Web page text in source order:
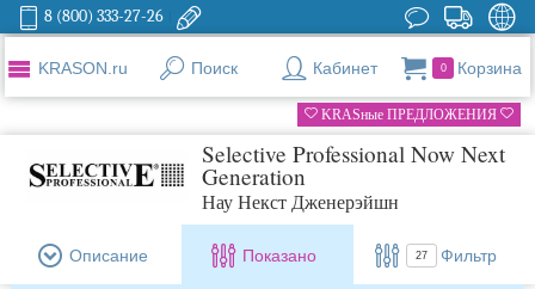
8 (800) 333-27-26
KRASON.ru Поиск Кабинет 0 Корзина
KRASные ПРЕДЛОЖЕНИЯ
Selective Professional Now Next
Generation
Нау Некст Дженерэйшн
Описание Показано 27 Фильтр